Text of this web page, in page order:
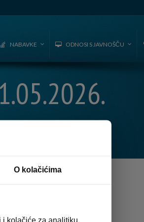
NABAVKE ODNOSI S JAVNOŠČU
O kolačićima
i kolačiće za analitiku,